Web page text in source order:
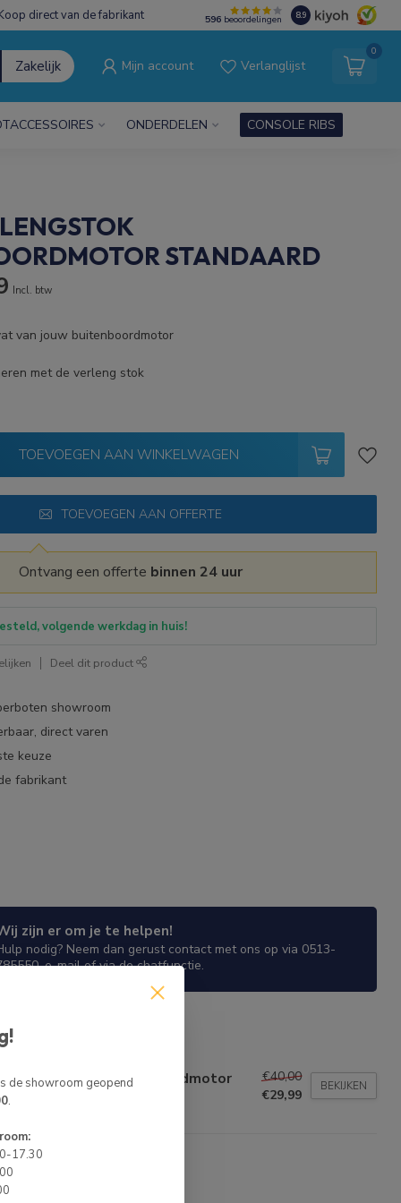
direct van de fabrikant 596 beoordelingen 8.9
Zakelijk Mijn account Verlanglijst
0
ONDERDELEN CONSOLE RIBS
STANDAARD
Incl. btw
van jouw buitenboordmotor
met de verleng stok
TOEVOEGEN AAN WINKELWAGEN
TOEVOEGEN AAN OFFERTE
Ontvang een offerte binnen 24 uur
volgende werkdag in huis!
Deel dit product
showroom
direct varen
keuze
fabrikant
zijn er om je te helpen!
nodig? Neem dan gerust contact met ons op via 0513-
e-mail of via de chatfunctie.
ARTIKELEN
Verlengstok Buitenboordmotor
€40,00
€29,99
BEKIJKEN
de showroom geopend
.
17.30